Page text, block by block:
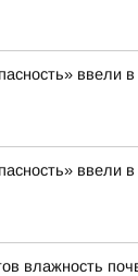
ввели
ввели
влажность